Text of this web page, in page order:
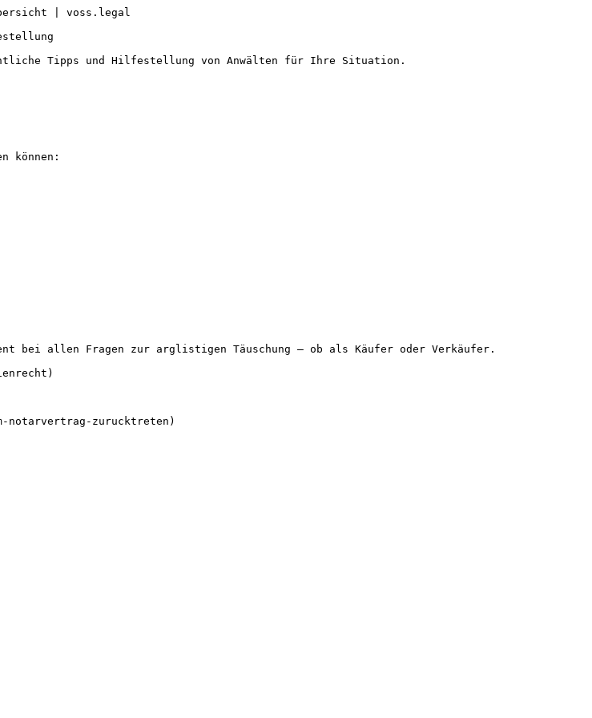
| voss.legal
Tipps und Hilfestellung von Anwälten für Ihre Situation.
können:
bei allen Fragen zur arglistigen Täuschung – ob als Käufer oder Verkäufer.